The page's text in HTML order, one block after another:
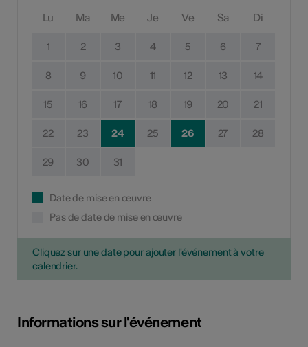
Lu Ma Me Je Ve Sa Di
1 2 3 4 5 6 7
8 9 10 11 12 13 14
15 16 17 18 19 20 21
22 23 24 25 26 27 28
29 30 31
Date de mise en œuvre
Pas de date de mise en œuvre
Cliquez sur une date pour ajouter l'événement à votre
calendrier.
Informations sur l'événement